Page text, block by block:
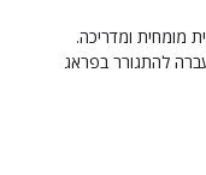
מומחית ומדריכה.
להתגורר בפראג